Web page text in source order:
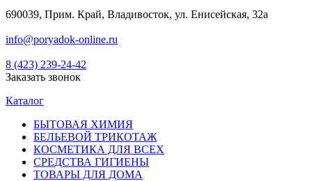
690039, Прим. Край, Владивосток, ул. Енисейская, 32а
info@poryadok-online.ru
8 (423) 239-24-42
Заказать звонок
Каталог
БЫТОВАЯ ХИМИЯ
БЕЛЬЕВОЙ ТРИКОТАЖ
КОСМЕТИКА ДЛЯ ВСЕХ
СРЕДСТВА ГИГИЕНЫ
ТОВАРЫ ДЛЯ ДОМА